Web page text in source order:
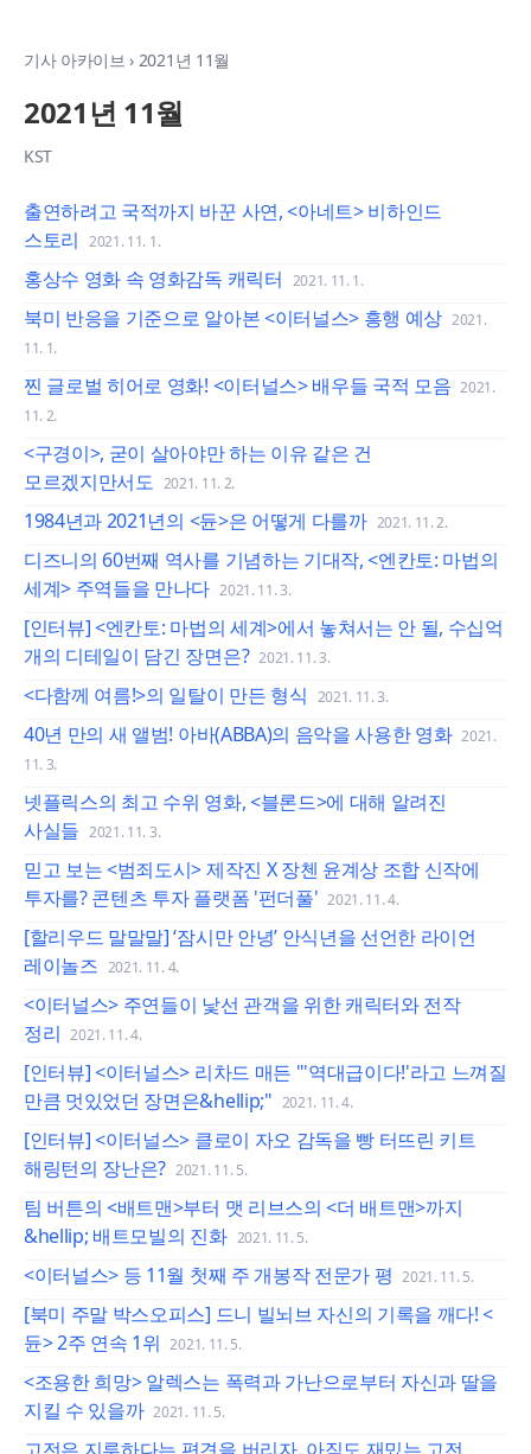
기사 아카이브 › 2021년 11월
2021년 11월
KST
출연하려고 국적까지 바꾼 사연, <아네트> 비하인드
스토리 2021. 11. 1.
홍상수 영화 속 영화감독 캐릭터 2021. 11. 1.
북미 반응을 기준으로 알아본 <이터널스> 흥행 예상 2021.
11. 1.
찐 글로벌 히어로 영화! <이터널스> 배우들 국적 모음 2021.
11. 2.
<구경이>, 굳이 살아야만 하는 이유 같은 건
모르겠지만서도 2021. 11. 2.
1984년과 2021년의 <듄>은 어떻게 다를까 2021. 11. 2.
디즈니의 60번째 역사를 기념하는 기대작, <엔칸토: 마법의
세계> 주역들을 만나다 2021. 11. 3.
[인터뷰] <엔칸토: 마법의 세계>에서 놓쳐서는 안 될, 수십억
개의 디테일이 담긴 장면은? 2021. 11. 3.
<다함께 여름!>의 일탈이 만든 형식 2021. 11. 3.
40년 만의 새 앨범! 아바(ABBA)의 음악을 사용한 영화 2021.
11. 3.
넷플릭스의 최고 수위 영화, <블론드>에 대해 알려진
사실들 2021. 11. 3.
믿고 보는 <범죄도시> 제작진 X 장첸 윤계상 조합 신작에
투자를? 콘텐츠 투자 플랫폼 '펀더풀' 2021. 11. 4.
[할리우드 말말말] ‘잠시만 안녕’ 안식년을 선언한 라이언
레이놀즈 2021. 11. 4.
<이터널스> 주연들이 낯선 관객을 위한 캐릭터와 전작
정리 2021. 11. 4.
[인터뷰] <이터널스> 리차드 매든 "'역대급이다!'라고 느껴질
만큼 멋있었던 장면은&hellip;" 2021. 11. 4.
[인터뷰] <이터널스> 클로이 자오 감독을 빵 터뜨린 키트
해링턴의 장난은? 2021. 11. 5.
팀 버튼의 <배트맨>부터 맷 리브스의 <더 배트맨>까지
&hellip; 배트모빌의 진화 2021. 11. 5.
<이터널스> 등 11월 첫째 주 개봉작 전문가 평 2021. 11. 5.
[북미 주말 박스오피스] 드니 빌뇌브 자신의 기록을 깨다! <
듄> 2주 연속 1위 2021. 11. 5.
<조용한 희망> 알렉스는 폭력과 가난으로부터 자신과 딸을
지킬 수 있을까 2021. 11. 5.